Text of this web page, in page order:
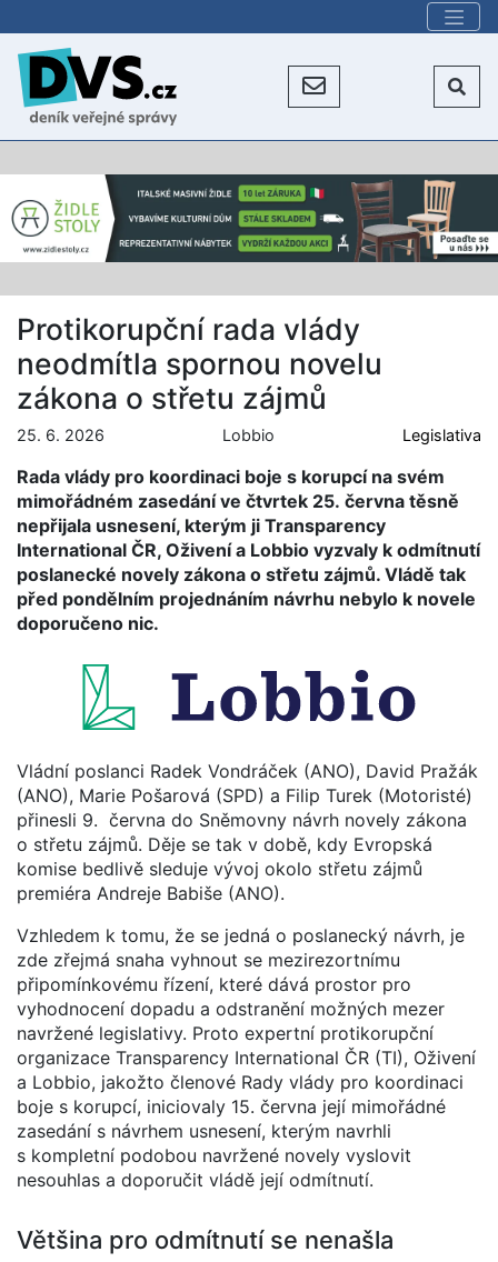
Protikorupční rada vlády
neodmítla spornou novelu
zákona o střetu zájmů
25. 6. 2026 Lobbio Legislativa
Rada vlády pro koordinaci boje s korupcí na svém
mimořádném zasedání ve čtvrtek 25. června těsně
nepřijala usnesení, kterým ji Transparency
International ČR, Oživení a Lobbio vyzvaly k odmítnutí
poslanecké novely zákona o střetu zájmů. Vládě tak
před pondělním projednáním návrhu nebylo k novele
doporučeno nic.
Vládní poslanci Radek Vondráček (ANO), David Pražák
(ANO), Marie Pošarová (SPD) a Filip Turek (Motoristé)
přinesli 9. června do Sněmovny návrh novely zákona
o střetu zájmů. Děje se tak v době, kdy Evropská
komise bedlivě sleduje vývoj okolo střetu zájmů
premiéra Andreje Babiše (ANO).
Vzhledem k tomu, že se jedná o poslanecký návrh, je
zde zřejmá snaha vyhnout se mezirezortnímu
připomínkovému řízení, které dává prostor pro
vyhodnocení dopadu a odstranění možných mezer
navržené legislativy. Proto expertní protikorupční
organizace Transparency International ČR (TI), Oživení
a Lobbio, jakožto členové Rady vlády pro koordinaci
boje s korupcí, iniciovaly 15. června její mimořádné
zasedání s návrhem usnesení, kterým navrhli
s kompletní podobou navržené novely vyslovit
nesouhlas a doporučit vládě její odmítnutí.
Většina pro odmítnutí se nenašla